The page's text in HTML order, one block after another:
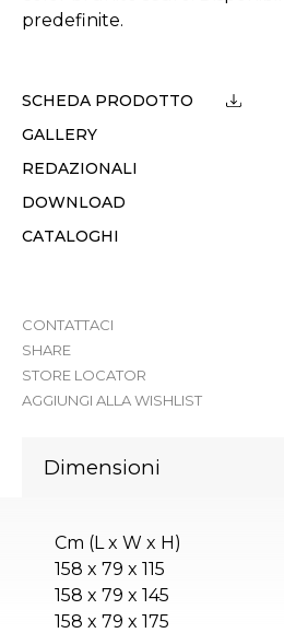
predefinite.
SCHEDA PRODOTTO
GALLERY
REDAZIONALI
DOWNLOAD
CATALOGHI
CONTATTACI
SHARE
STORE LOCATOR
AGGIUNGI ALLA WISHLIST
Dimensioni
Cm (L x W x H)
158 x 79 x 115
158 x 79 x 145
158 x 79 x 175